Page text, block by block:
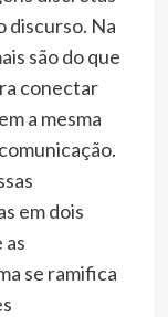
discurso. Na
são do que
conectar
a mesma
em dois
as
se ramifica